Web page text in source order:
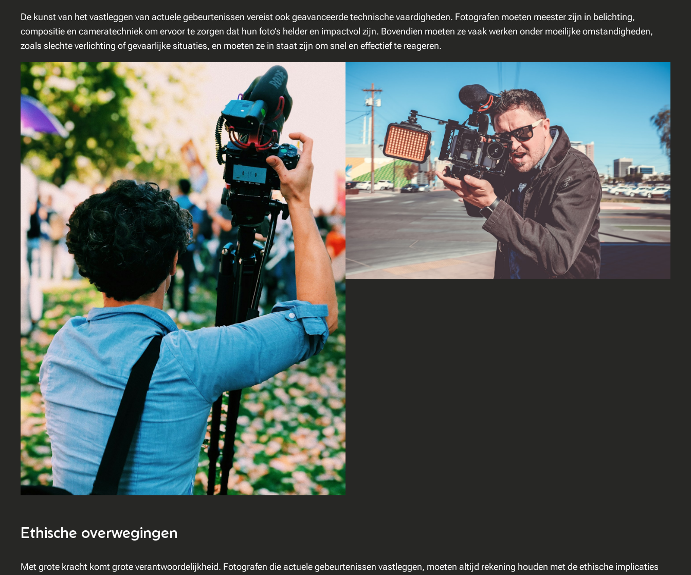
De kunst van het vastleggen van actuele gebeurtenissen vereist ook geavanceerde technische vaardigheden. Fotografen moeten meester zijn in belichting,
compositie en cameratechniek om ervoor te zorgen dat hun foto’s helder en impactvol zijn. Bovendien moeten ze vaak werken onder moeilijke omstandigheden,
zoals slechte verlichting of gevaarlijke situaties, en moeten ze in staat zijn om snel en effectief te reageren.
Ethische overwegingen
Met grote kracht komt grote verantwoordelijkheid. Fotografen die actuele gebeurtenissen vastleggen, moeten altijd rekening houden met de ethische implicaties